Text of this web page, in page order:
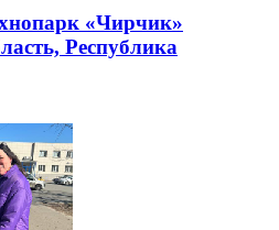
«Чирчик»
Республика